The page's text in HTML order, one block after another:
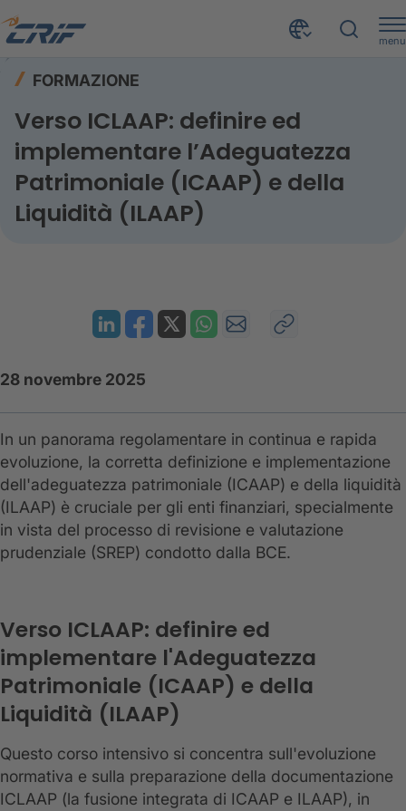
menu
FORMAZIONE
Verso ICLAAP: definire ed
implementare l’Adeguatezza
Patrimoniale (ICAAP) e della
Liquidità (ILAAP)
28 novembre 2025
In un panorama regolamentare in continua e rapida
evoluzione, la corretta definizione e implementazione
dell'adeguatezza patrimoniale (ICAAP) e della liquidità
(ILAAP) è cruciale per gli enti finanziari, specialmente
in vista del processo di revisione e valutazione
prudenziale (SREP) condotto dalla BCE.
Verso ICLAAP: definire ed
implementare l'Adeguatezza
Patrimoniale (ICAAP) e della
Liquidità (ILAAP)
Questo corso intensivo si concentra sull'evoluzione
normativa e sulla preparazione della documentazione
ICLAAP (la fusione integrata di ICAAP e ILAAP), in